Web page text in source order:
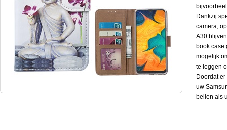
Dankzij
camera,
A30
book case
mogelijk
te leggen
Doordat
uw
bellen als